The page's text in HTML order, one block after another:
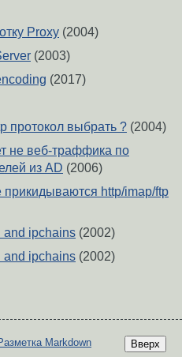
Proxy (2004)
(2003)
(2017)
протокол выбрать ? (2004)
не веб-траффика по
из AD (2006)
прикидываются http/imap/ftp
and ipchains (2002)
and ipchains (2002)
Вверх
Markdown